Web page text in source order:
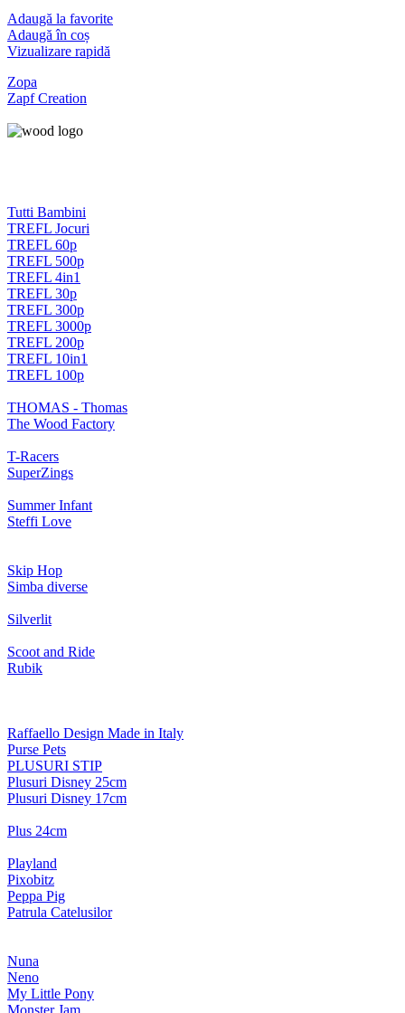
Adaugă la favorite
Adaugă în coș
Vizualizare rapidă
Zopa
Zapf Creation
Tutti Bambini
TREFL Jocuri
TREFL 60p
TREFL 500p
TREFL 4in1
TREFL 30p
TREFL 300p
TREFL 3000p
TREFL 200p
TREFL 10in1
TREFL 100p
THOMAS - Thomas
The Wood Factory
T-Racers
SuperZings
Summer Infant
Steffi Love
Skip Hop
Simba diverse
Silverlit
Scoot and Ride
Rubik
Raffaello Design Made in Italy
Purse Pets
PLUSURI STIP
Plusuri Disney 25cm
Plusuri Disney 17cm
Plus 24cm
Playland
Pixobitz
Peppa Pig
Patrula Catelusilor
Nuna
Neno
My Little Pony
Monster Jam